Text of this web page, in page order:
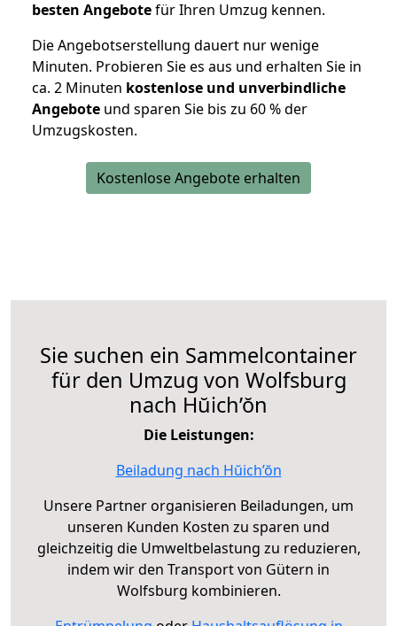
besten Angebotefür Ihren Umzug kennen.
Die Angebotserstellung dauert nur wenige
Minuten. Probieren Sie es aus und erhalten Sie in
ca. 2 Minuten kostenlose und unverbindliche
Angebote und sparen Sie bis zu 60 % der
Umzugskosten.
Kostenlose Angebote erhalten
Sie suchen ein Sammelcontainer
für den Umzug von Wolfsburg
nach Hŭich’ŏn
Die Leistungen:
Beiladung nach Hŭich’ŏn
Unsere Partner organisieren Beiladungen, um
unseren Kunden Kosten zu sparen und
gleichzeitig die Umweltbelastung zu reduzieren,
indem wir den Transport von Gütern in
Wolfsburg kombinieren.